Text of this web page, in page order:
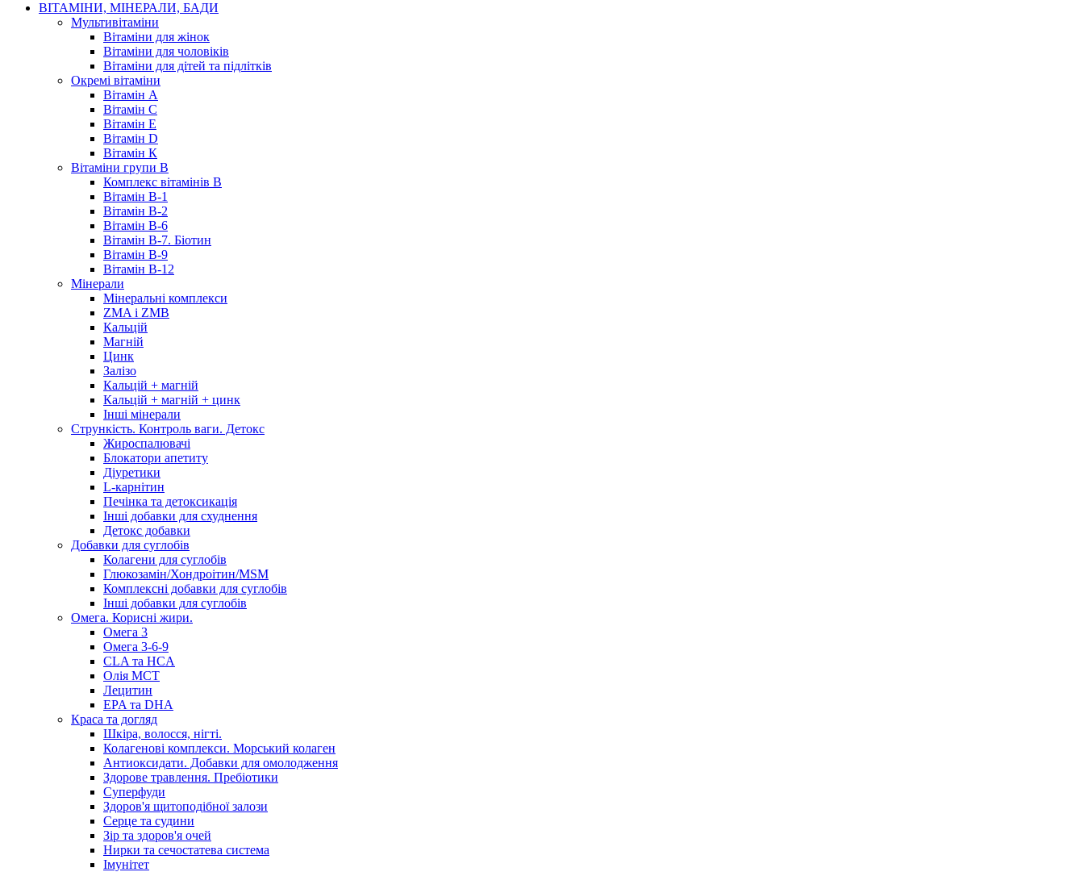
ВІТАМІНИ, МІНЕРАЛИ, БАДИ
Мультивітаміни
Вітаміни для жінок
Вітаміни для чоловіків
Вітаміни для дітей та підлітків
Окремі вітаміни
Вітамін A
Вітамін C
Вітамін Е
Вітамін D
Вітамін К
Вітаміни групи B
Комплекс вітамінів В
Вітамін B-1
Вітамін B-2
Вітамін B-6
Вітамін B-7. Біотин
Вітамін B-9
Вітамін B-12
Мінерали
Мінеральні комплекси
ZMA і ZMB
Кальцій
Магній
Цинк
Залізо
Кальцій + магній
Кальцій + магній + цинк
Інші мінерали
Стрункість. Контроль ваги. Детокс
Жироспалювачі
Блокатори апетиту
Діуретики
L-карнітин
Печінка та детоксикація
Інші добавки для схуднення
Детокс добавки
Добавки для суглобів
Колагени для суглобів
Глюкозамін/Хондроітин/MSM
Комплексні добавки для суглобів
Інші добавки для суглобів
Омега. Корисні жири.
Омега 3
Омега 3-6-9
CLA та HCA
Олія МСТ
Лецитин
EPA та DHA
Краса та догляд
Шкіра, волосся, нігті.
Колагенові комплекси. Морський колаген
Антиоксидати. Добавки для омолодження
Здорове травлення. Пребіотики
Суперфуди
Здоров'я щитоподібної залози
Серце та судини
Зір та здоров'я очей
Нирки та сечостатева система
Імунітет